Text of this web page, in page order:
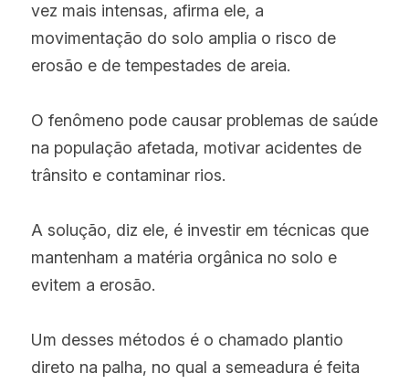
vez mais intensas, afirma ele, a
movimentação do solo amplia o risco de
erosão e de tempestades de areia.
O fenômeno pode causar problemas de saúde
na população afetada, motivar acidentes de
trânsito e contaminar rios.
A solução, diz ele, é investir em técnicas que
mantenham a matéria orgânica no solo e
evitem a erosão.
Um desses métodos é o chamado plantio
direto na palha, no qual a semeadura é feita